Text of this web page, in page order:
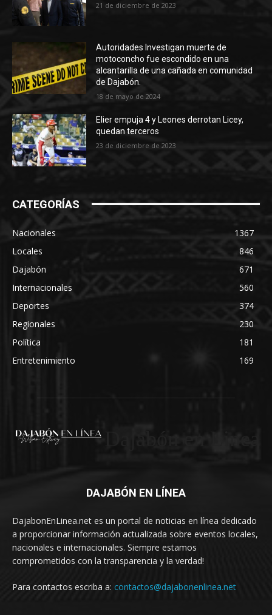
21 de diciembre de 2023
Autoridades Investigan muerte de
motoconcho fue escondido en una
alcantarilla de una cañada en comunidad
de Dajabón.
18 de mayo de 2024
Elier empuja 4 y Leones derrotan Licey,
quedan terceros
23 de diciembre de 2023
CATEGORÍAS
Nacionales
1367
Locales
846
Dajabón
671
Internacionales
560
Deportes
374
Regionales
230
Política
181
Entretenimiento
169
DAJABÓN EN LÍNEA
DajabonEnLinea.net es un portal de noticias en línea dedicado
a proporcionar información actualizada sobre eventos locales,
nacionales e internacionales. Siempre estamos
comprometidos con la transparencia y la verdad!
Para contactos escriba a: contactos@dajabonenlinea.net